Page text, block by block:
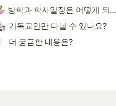
방학과 학사일정은 어떻게 되나요?
기독교인만 다닐 수 있나요?
더 궁금한 내용은?